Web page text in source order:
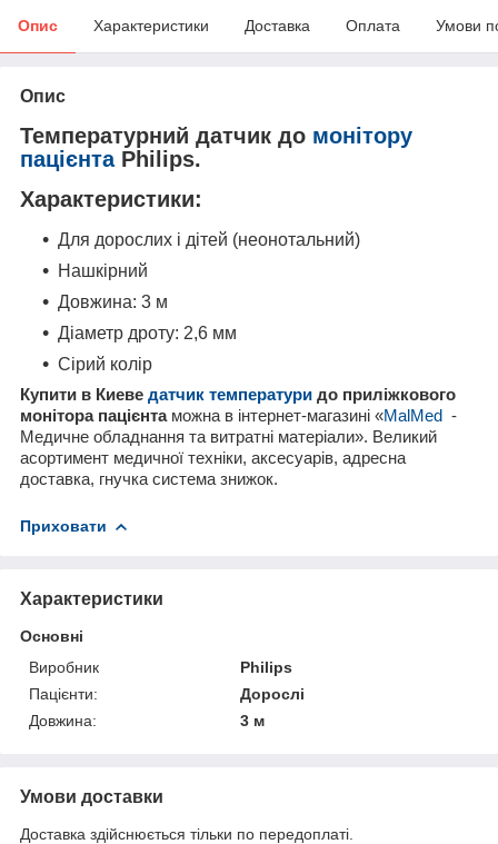
Опис Характеристики Доставка Оплата Умови
Опис
Температурний датчик до монітору
пацієнтаPhilips.
Характеристики:
Для дорослих і дітей (неонотальний)
Нашкірний
Довжина: 3 м
Діаметр дроту: 2,6 мм
Сірий колір
Купити в Киеве датчик температури до приліжкового
монітора пацієнта можна в інтернет-магазині «MalMed
-
Медичне обладнання та витратні матеріали». Великий
асортимент медичної техніки, аксесуарів, адресна
доставка, гнучка система знижок.
Приховати
Характеристики
Основні
Виробник
Philips
Пацієнти:
Дорослі
Довжина:
3 м
Умови доставки
Доставка здійснюється тільки по передоплаті.